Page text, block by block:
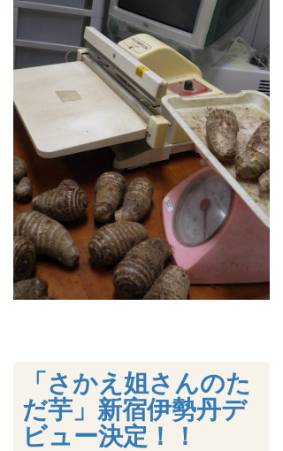
「さかえ姐さんのた
だ芋」新宿伊勢丹デ
ビュー決定！！